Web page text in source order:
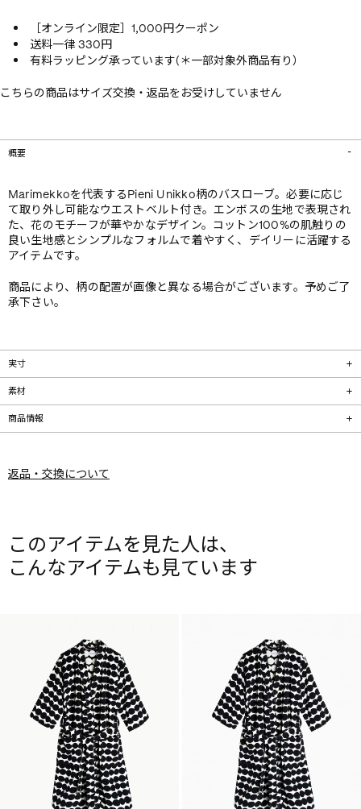
［オンライン限定］1,000円クーポン
送料一律 330円
有料ラッピング承っています(＊一部対象外商品有り）
こちらの商品はサイズ交換・返品をお受けしていません
概要
Marimekkoを代表するPieni Unikko柄のバスローブ。必要に応じ
て取り外し可能なウエストベルト付き。エンボスの生地で表現され
た、花のモチーフが華やかなデザイン。コットン100%の肌触りの
良い生地感とシンプルなフォルムで着やすく、デイリーに活躍する
アイテムです。
商品により、柄の配置が画像と異なる場合がございます。予めご了
承下さい。
実寸
素材
商品情報
返品・交換について
このアイテムを見た人は、
こんなアイテムも見ています